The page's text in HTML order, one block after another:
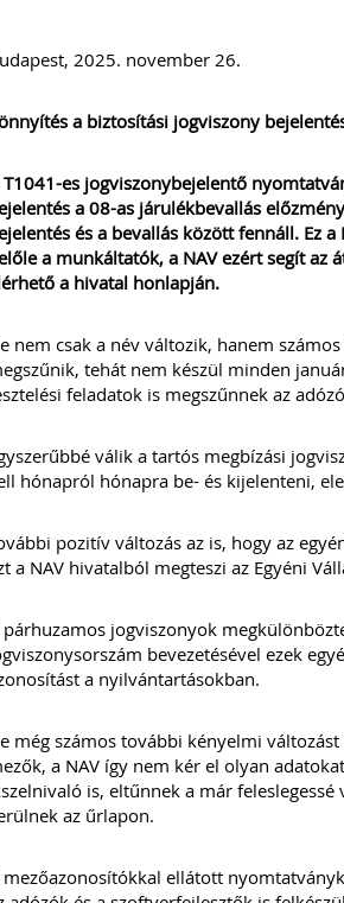
2025. november 26.
a biztosítási jogviszony
T1041-es jogviszonybejelentő
a 08-as járulékbevallás
és a bevallás között fennáll. Ez
a munkáltatók, a NAV ezért segít
a hivatal honlapján.
nem csak a név változik, hanem
tehát nem készül minden
feladatok is megszűnnek az
válik a tartós megbízási
hónapról hónapra be- és kijelenteni,
pozitív változás az is, hogy az
a NAV hivatalból megteszi az Egyéni
párhuzamos jogviszonyok
bevezetésével ezek
a nyilvántartásokban.
még számos további kényelmi
a NAV így nem kér el olyan
is, eltűnnek a már
az űrlapon.
mezőazonosítókkal ellátott